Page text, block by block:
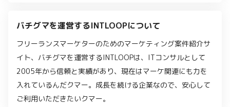
バチグマを運営するINTLOOPについて
フリーランスマーケターのためのマーケティング案件紹介サ
イト、バチグマを運営するINTLOOPは、ITコンサルとして
2005年から信頼と実績があり、現在はマーケ関連にも力を
入れているんだクマー。成長を続ける企業なので、安心して
ご利用いただきたいクマー。